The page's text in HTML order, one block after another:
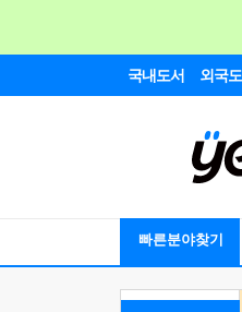
국내도서 외국
빠른분야찾기